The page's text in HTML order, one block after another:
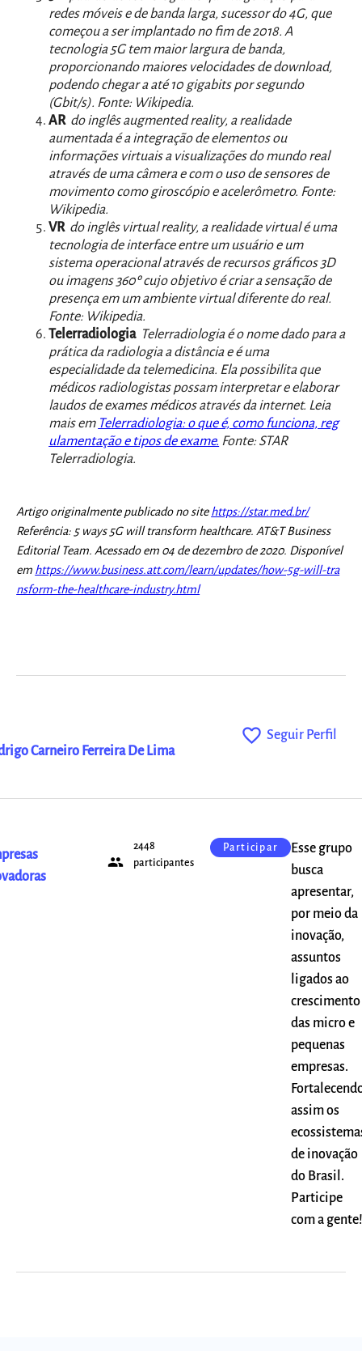
redes móveis e de banda larga, sucessor do 4G, que
começou a ser implantado no fim de 2018. A
tecnologia 5G tem maior largura de banda,
proporcionando maiores velocidades de download,
podendo chegar a até 10 gigabits por segundo
(Gbit/s). Fonte: Wikipedia.
AR do inglês augmented reality, a realidade
aumentada é a integração de elementos ou
informações virtuais a visualizações do mundo real
através de uma câmera e com o uso de sensores de
movimento como giroscópio e acelerômetro. Fonte:
Wikipedia.
VR do inglês virtual reality, a realidade virtual é uma
tecnologia de interface entre um usuário e um
sistema operacional através de recursos gráficos 3D
ou imagens 360º cujo objetivo é criar a sensação de
presença em um ambiente virtual diferente do real.
Fonte: Wikipedia.
Telerradiologia Telerradiologia é o nome dado para a
prática da radiologia a distância e é uma
especialidade da telemedicina. Ela possibilita que
médicos radiologistas possam interpretar e elaborar
laudos de exames médicos através da internet. Leia
mais em Telerradiologia: o que é, como funciona, reg
ulamentação e tipos de exame. Fonte: STAR
Telerradiologia.
Artigo originalmente publicado no sitehttps://star.med.br/
Referência: 5 ways 5G will transform healthcare. AT&T Business
Editorial Team. Acessado em 04 de dezembro de 2020. Disponível
em https://www.business.att.com/learn/updates/how-5g-will-tra
nsform-the-healthcare-industry.html
Carneiro Ferreira De Lima
favorite_outline Seguir Perfil
people
2448
participantes
Participar
Esse grupo
busca
apresentar,
por meio da
inovação,
assuntos
ligados ao
crescimento
das micro e
pequenas
empresas.
assim os
de inovação
do Brasil.
Participe
com a gente!